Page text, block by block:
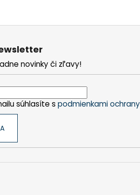
novinky či zľavy!
súhlasíte s podmienkami